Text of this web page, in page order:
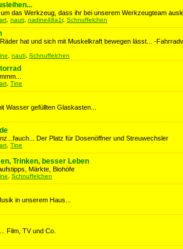
das Werkzeug, dass ihr bei unserem Werkzeugteam
nauti nadine48a1r, Schnuffelchen
hat und sich mit Muskelkraft bewegen lässt... -
nauti Schnuffelchen
Tine
Wasser gefüllten Glaskasten...
Der Platz für Dosenöffner und Streuwechsler
Tine
Trinken, besser Leben
Märkte, Biohöfe
Schnuffelchen
in unserem Haus...
Film, TV und Co.